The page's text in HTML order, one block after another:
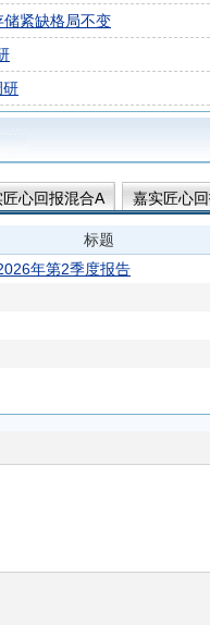
紧缺格局不变
研
匠心回报混合A 嘉实匠心
标题
年第2季度报告